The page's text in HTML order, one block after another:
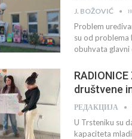
J. BOŽOVIĆ
Problem
su od problema
obuhvata
društvene
РЕДАКЦИЈА
U Trsteniku su
kapaciteta